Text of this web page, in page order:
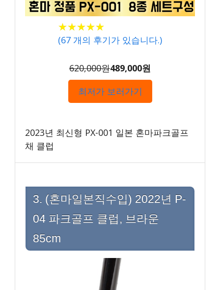
★★★★★
★★★★★
(67 개의 후기가 있습니다.)
620,000원489,000원
최저가 보러가기
2023년 최신형 PX-001 일본 혼마파크골프
채 클럽
3. (혼마일본직수입) 2022년 P-
04 파크골프 클럽, 브라운
85cm